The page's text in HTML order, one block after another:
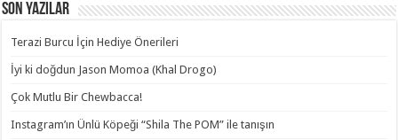
Son Yazılar
Terazi Burcu İçin Hediye Önerileri
İyi ki doğdun Jason Momoa (Khal Drogo)
Çok Mutlu Bir Chewbacca!
Instagram’ın Ünlü Köpeği “Shila The POM” ile tanışın